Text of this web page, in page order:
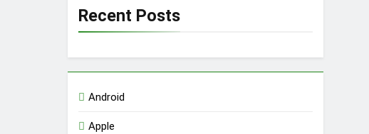
Recent Posts
Android
Apple